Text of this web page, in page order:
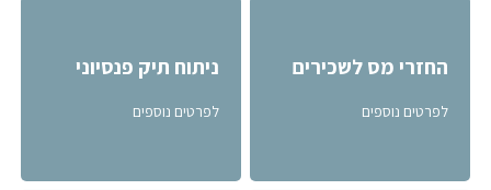
החזרי מס לשכירים
לפרטים נוספים
ניתוח תיק פנסיוני
לפרטים נוספים